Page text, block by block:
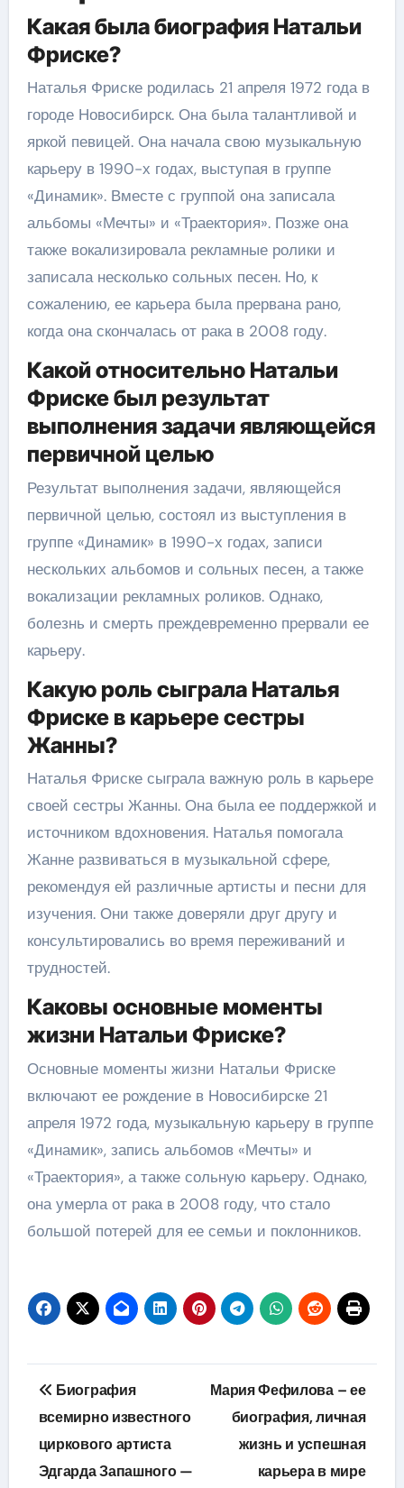
Какая была биография Натальи
Фриске?
Наталья Фриске родилась 21 апреля 1972 года в
городе Новосибирск. Она была талантливой и
яркой певицей. Она начала свою музыкальную
карьеру в 1990-х годах, выступая в группе
«Динамик». Вместе с группой она записала
альбомы «Мечты» и «Траектория». Позже она
также вокализировала рекламные ролики и
записала несколько сольных песен. Но, к
сожалению, ее карьера была прервана рано,
когда она скончалась от рака в 2008 году.
Какой относительно Натальи
Фриске был результат
выполнения задачи являющейся
первичной целью
Результат выполнения задачи, являющейся
первичной целью, состоял из выступления в
группе «Динамик» в 1990-х годах, записи
нескольких альбомов и сольных песен, а также
вокализации рекламных роликов. Однако,
болезнь и смерть преждевременно прервали ее
карьеру.
Какую роль сыграла Наталья
Фриске в карьере сестры
Жанны?
Наталья Фриске сыграла важную роль в карьере
своей сестры Жанны. Она была ее поддержкой и
источником вдохновения. Наталья помогала
Жанне развиваться в музыкальной сфере,
рекомендуя ей различные артисты и песни для
изучения. Они также доверяли друг другу и
консультировались во время переживаний и
трудностей.
Каковы основные моменты
жизни Натальи Фриске?
Основные моменты жизни Натальи Фриске
включают ее рождение в Новосибирске 21
апреля 1972 года, музыкальную карьеру в группе
«Динамик», запись альбомов «Мечты» и
«Траектория», а также сольную карьеру. Однако,
она умерла от рака в 2008 году, что стало
большой потерей для ее семьи и поклонников.
Навигация
по
записям
Биография
всемирно известного
циркового артиста
Эдгарда Запашного —
Мария Фефилова – ее
биография, личная
жизнь и успешная
карьера в мире